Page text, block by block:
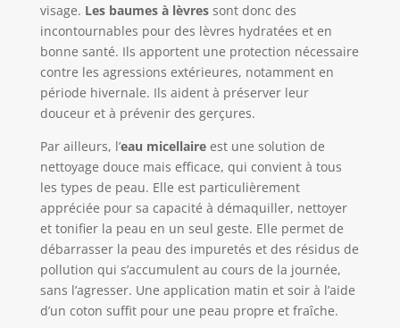
visage. Les baumes à lèvressont donc des
incontournables pour des lèvres hydratées et en
bonne santé. Ils apportent une protection nécessaire
contre les agressions extérieures, notamment en
période hivernale. Ils aident à préserver leur
douceur et à prévenir des gerçures.
Par ailleurs, l’eau micellaireest une solution de
nettoyage douce mais efficace, qui convient à tous
les types de peau. Elle est particulièrement
appréciée pour sa capacité à démaquiller, nettoyer
et tonifier la peau en un seul geste. Elle permet de
débarrasser la peau des impuretés et des résidus de
pollution qui s’accumulent au cours de la journée,
sans l’agresser. Une application matin et soir à l’aide
d’un coton suffit pour une peau propre et fraîche.